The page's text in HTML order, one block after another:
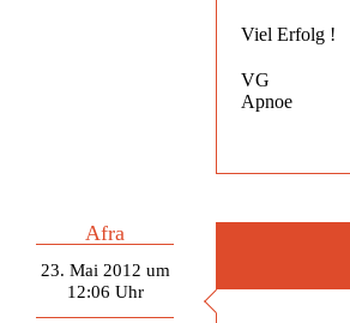
Viel Erfolg !
VG
Apnoe
Afra
23. Mai 2012 um
12:06 Uhr